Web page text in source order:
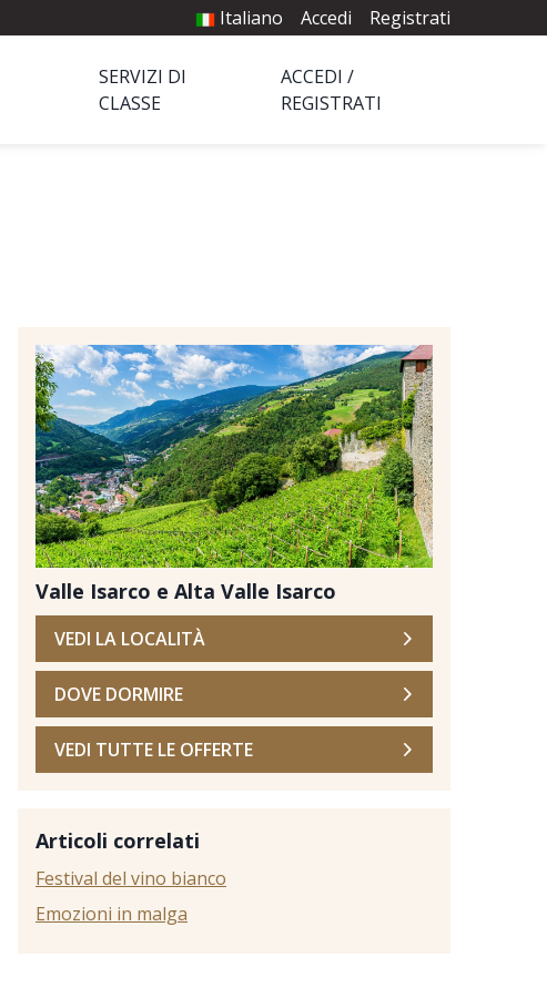
Italiano Accedi Registrati
SERVIZI DI
CLASSE
ACCEDI /
REGISTRATI
Valle Isarco e Alta Valle Isarco
VEDI LA LOCALITÀ
DOVE DORMIRE
VEDI TUTTE LE OFFERTE
Articoli correlati
Festival del vino bianco
Emozioni in malga